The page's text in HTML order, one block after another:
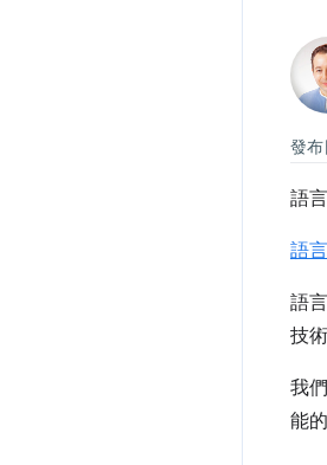
發布
語
語
語
技術
我
能